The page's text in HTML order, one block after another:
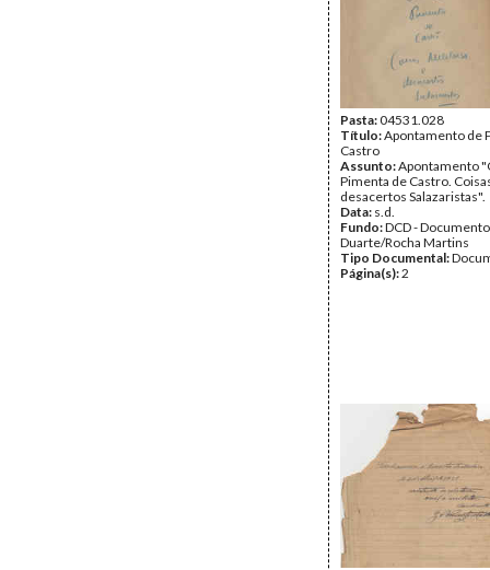
Pasta:04531.028
Título:Apontamento de
Castro
Assunto:Apontamento
Pimenta de Castro.
desacertos Salazaristas".
Data: s.d.
Fundo:DCD -
Duarte/Rocha Martins
Tipo Documental:
Página(s):2